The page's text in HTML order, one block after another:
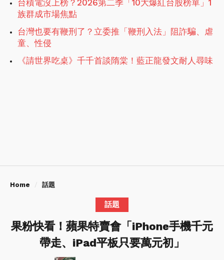
台積電沒上榜？2026第二季「10大爆紅台股榜單」1
族群成市場焦點
台灣也要有鞭刑了？立委推「鞭刑入法」阻詐騙、虐
童、性侵
《請世界吃桌》千千首談隋棠！藍正龍發文耐人尋味
Home 話題
話題
果粉快看！蘋果特賣會「iPhone手機千元
帶走、iPad平板只要萬元初」